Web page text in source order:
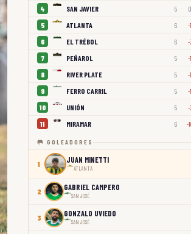
4 SAN JAVIER 5 0
5 ATLANTA 6 -1
6 EL TRÉBOL 6 -
7 PEÑAROL 5 -1
8 RIVER PLATE 5 -1
9 FERRO CARRIL 5 -1
10 UNIÓN 5 -
11 MIRAMAR 6 -
🥅 GOLEADORES
1 JUAN MINETTI
ATLANTA
2 GABRIEL CAMPERO
SAN JOSÉ
3 GONZALO UVIEDO
SAN JOSÉ